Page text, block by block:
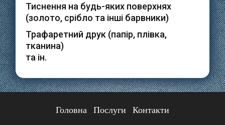
Тиснення на будь-яких поверхнях
(золото, срібло та інші барвники)
Трафаретний друк (папір, плівка,
тканина)
та ін.
Головна Послуги Контакти